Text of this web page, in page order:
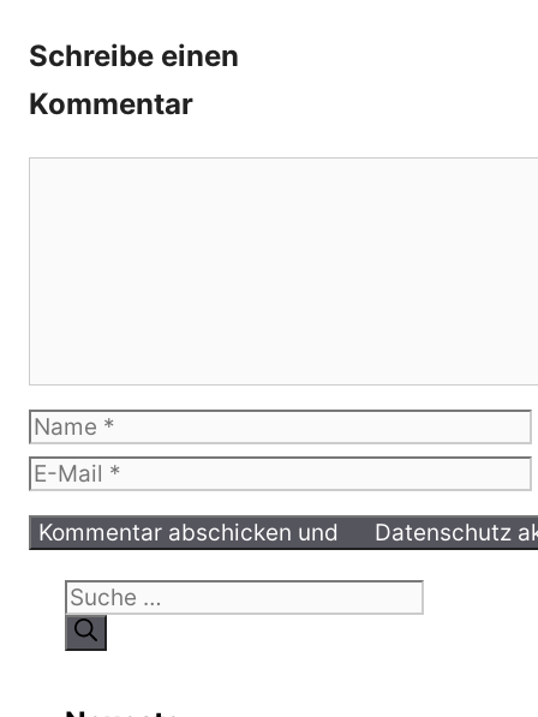
Schreibe einen
Kommentar
Name
E-
Mail
Suche
nach: